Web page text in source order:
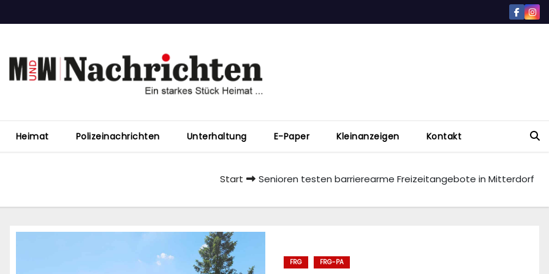
Heimat Polizeinachrichten Unterhaltung E-Paper Kleinanzeigen Kontakt
Start Senioren testen barrierearme Freizeitangebote in Mitterdorf
FRG FRG-PA